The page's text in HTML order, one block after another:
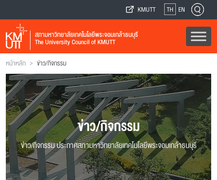
KMUTT TH EN
สภามหาวิทยาลัยเทคโนโลยีพระจอมเกล้าธนบุรี
The University Council of KMUTT
หน้าหลัก > ข่าว/กิจกรรม
ข่าว/กิจกรรม
ข่าว/กิจกรรม ประกาศสภามหาวิทยาลัยเทคโนโลยีพระจอมเกล้าธนบุรี